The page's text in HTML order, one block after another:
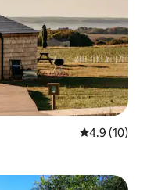
レビュー10
4.9 (10)